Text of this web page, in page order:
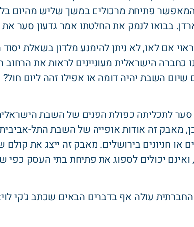
המאפשר פתיחת מרכולים במשך שליש מהיום
בבואו לנמק את החלטתו אמר גדעון סער את
אם לאו, לא ניתן להימנע מלדון בשאלת
כחברה הישראלית מעוניינים לראות את הרחוב
שיום השבת יהיה דומה או אפילו זהה ליום
סער לתכליתה כפולת הפנים של השבת
מאבק זה אודות אופייה של השבת התל-
או חניונים בירושלים. מאבק זה ייצג את
ואינם יכולים לספוג את פתיחת בתי העסק כפי
עולה אף בדברים הבאים שכתב ג'קי לוי: